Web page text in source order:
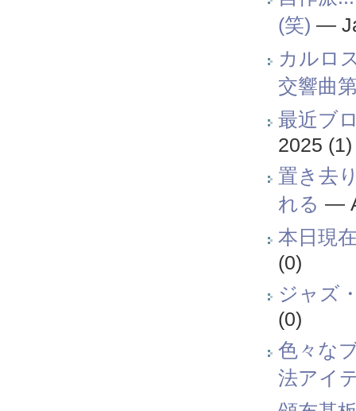
(笑) —
カルロ
交響曲
最近ブ
2025 (1)
置き去
れる —
本日現
(0)
ジャズ
(0)
色々な
法アイ